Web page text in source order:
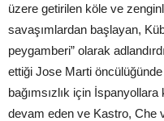
üzere getirilen köle ve
savaşımlardan başlayan,
peygamberi” olarak
ettiği Jose Marti öncülüğünde
bağımsızlık için İspanyollara
devam eden ve Kastro, Che